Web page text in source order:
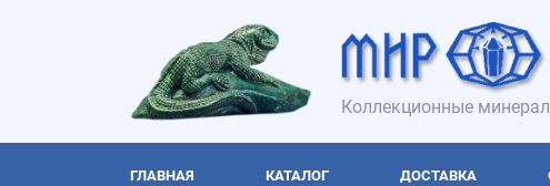
Коллекционные
ГЛАВНАЯ КАТАЛОГ ДОСТАВКА